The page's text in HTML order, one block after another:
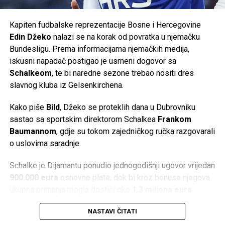
vrhunskog futsala.
Podržimo pravi krajiški sportski brend u novom
evropskom pohodu. Budimo dio priče koja se ispisuje
pred našim očima.
Vidimo se u Cazinu!
Tweet Share
Kapiten fudbalske reprezentacije Bosne i Hercegovine
Edin Džeko nalazi se na korak od povratka u njemačku
Bundesligu. Prema informacijama njemačkih medija,
iskusni napadač postigao je usmeni dogovor sa
Schalkeom, te bi naredne sezone trebao nositi dres
slavnog kluba iz Gelsenkirchena.
Kako piše Bild, Džeko se proteklih dana u Dubrovniku
sastao sa sportskim direktorom Schalkea Frankom
Baumannom, gdje su tokom zajedničkog ručka razgovarali
o uslovima saradnje.
Schalke je Dijamantu ponudio jednogodišnji ugovor vrijedan
900.000 eura osnovne plate, dok bi kroz bonuse njegova
Nakon dodatnih pregovora, obje strane su, prema
navodima njemačkih medija, postigle usmeni dogovor.
NASTAVI ČITATI